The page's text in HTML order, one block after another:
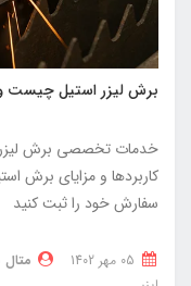
برش لیزر استیل چیست و
خدمات تخصصی برش لیزر
کاربردها و مزایای برش
سفارش خود را ثبت کنید
متال